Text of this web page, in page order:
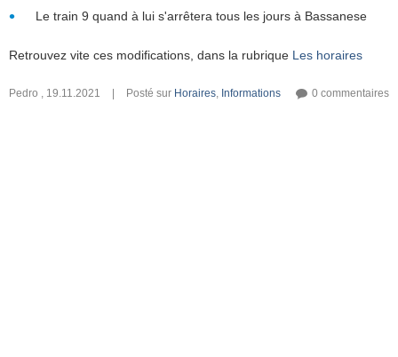
Le train 9 quand à lui s'arrêtera tous les jours à Bassanese
Retrouvez vite ces modifications, dans la rubrique Les horaires
Pedro , 19.11.2021 Posté sur Horaires, Informations 0 commentaires